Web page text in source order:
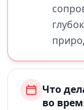
Что
во